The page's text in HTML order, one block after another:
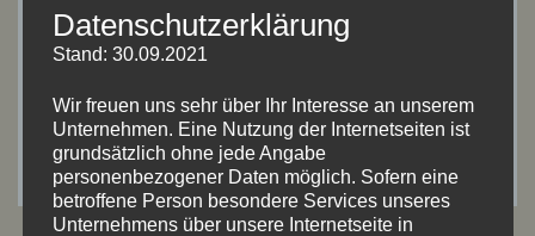
Datenschutzerklärung
Stand: 30.09.2021
Wir freuen uns sehr über Ihr Interesse an unserem
Unternehmen. Eine Nutzung der Internetseiten ist
grundsätzlich ohne jede Angabe
personenbezogener Daten möglich. Sofern eine
betroffene Person besondere Services unseres
Unternehmens über unsere Internetseite in